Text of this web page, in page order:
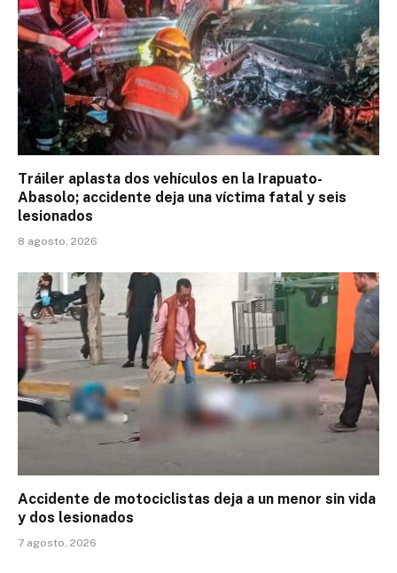
Tráiler aplasta dos vehículos en la Irapuato-
Abasolo; accidente deja una víctima fatal y seis
lesionados
8 agosto, 2026
Accidente de motociclistas deja a un menor sin vida
y dos lesionados
7 agosto, 2026